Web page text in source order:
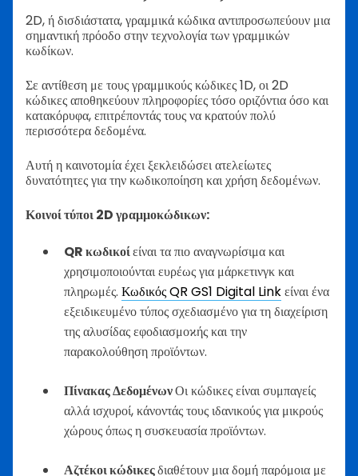
2D, ή δισδιάστατα, γραμμικά κώδικα αντιπροσωπεύουν μια
σημαντική πρόοδο στην τεχνολογία των γραμμικών
κωδίκων.
Σε αντίθεση με τους γραμμικούς κώδικες 1D, οι 2D
κώδικες αποθηκεύουν πληροφορίες τόσο οριζόντια όσο και
κατακόρυφα, επιτρέποντάς τους να κρατούν πολύ
περισσότερα δεδομένα.
Αυτή η καινοτομία έχει ξεκλειδώσει ατελείωτες
δυνατότητες για την κωδικοποίηση και χρήση δεδομένων.
Κοινοί τύποι 2D γραμμοκώδικων:
QR κωδικοίείναι τα πιο αναγνωρίσιμα και
χρησιμοποιούνται ευρέως για μάρκετινγκ και
πληρωμές. Κωδικός QR GS1 Digital Linkείναι ένα
εξειδικευμένο τύπος σχεδιασμένο για τη διαχείριση
της αλυσίδας εφοδιασμοϰής και την
παρακολούθηση προϊόντων.
Πίνακας ΔεδομένωνΟι κώδικες είναι συμπαγείς
αλλά ισχυροί, κάνοντάς τους ιδανικούς για μικρούς
χώρους όπως η συσκευασία προϊόντων.
Αζτέκοι κώδικεςδιαθέτουν μια δομή παρόμοια με